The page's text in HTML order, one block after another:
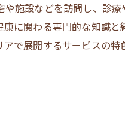
施設などを訪問し、診
に関わる専門的な知識
で展開するサービスの特